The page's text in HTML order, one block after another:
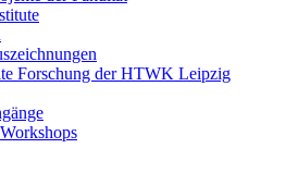
Forschung der HTWK Leipzig